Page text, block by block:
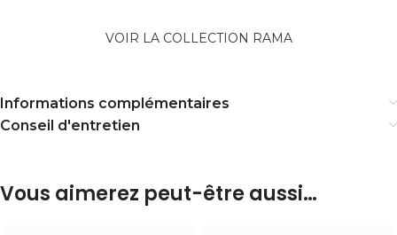
VOIR LA COLLECTION RAMA
Informations complémentaires
Conseil d'entretien
Vous aimerez peut-être aussi…